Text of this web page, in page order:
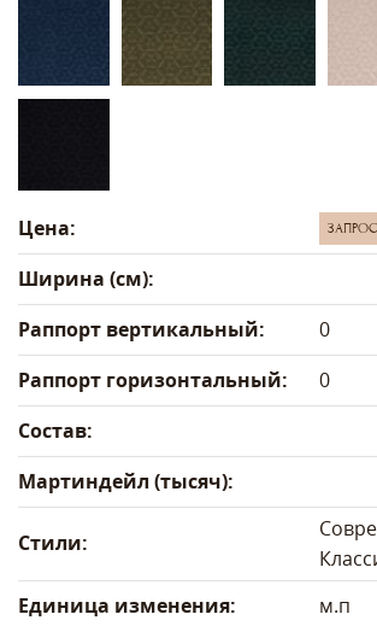
Цена:
Ширина (см):
Раппорт вертикальный:
0
Раппорт горизонтальный:
0
Состав:
Мартиндейл (тысяч):
Стили:
Единица изменения:
м.п